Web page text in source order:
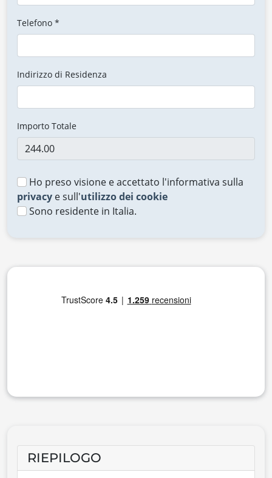
Telefono *
Indirizzo di Residenza
Importo Totale
Ho preso visione e accettato l'informativa sulla
privacy e sull'utilizzo dei cookie
Sono residente in Italia.
RIEPILOGO